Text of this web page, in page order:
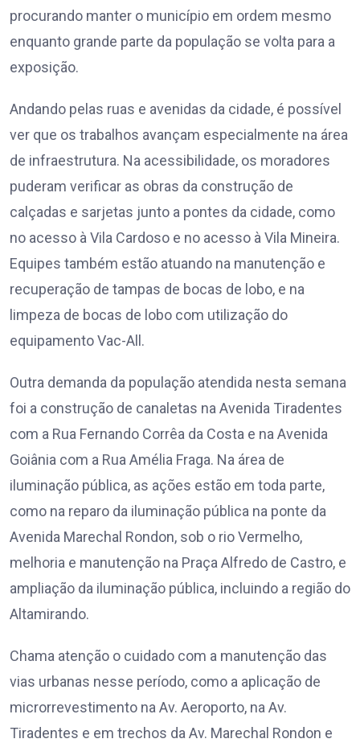
procurando manter o município em ordem mesmo
enquanto grande parte da população se volta para a
exposição.
Andando pelas ruas e avenidas da cidade, é possível
ver que os trabalhos avançam especialmente na área
de infraestrutura. Na acessibilidade, os moradores
puderam verificar as obras da construção de
calçadas e sarjetas junto a pontes da cidade, como
no acesso à Vila Cardoso e no acesso à Vila Mineira.
Equipes também estão atuando na manutenção e
recuperação de tampas de bocas de lobo, e na
limpeza de bocas de lobo com utilização do
equipamento Vac-All.
Outra demanda da população atendida nesta semana
foi a construção de canaletas na Avenida Tiradentes
com a Rua Fernando Corrêa da Costa e na Avenida
Goiânia com a Rua Amélia Fraga. Na área de
iluminação pública, as ações estão em toda parte,
como na reparo da iluminação pública na ponte da
Avenida Marechal Rondon, sob o rio Vermelho,
melhoria e manutenção na Praça Alfredo de Castro, e
ampliação da iluminação pública, incluindo a região do
Altamirando.
Chama atenção o cuidado com a manutenção das
vias urbanas nesse período, como a aplicação de
microrrevestimento na Av. Aeroporto, na Av.
Tiradentes e em trechos da Av. Marechal Rondon e